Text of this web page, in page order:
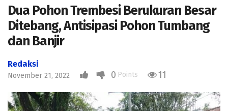
Dua Pohon Trembesi Berukuran Besar
Ditebang, Antisipasi Pohon Tumbang
dan Banjir
Redaksi
November 21, 2022 0 Points 11